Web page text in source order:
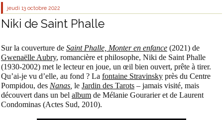
jeudi 13 octobre 2022
Niki de Saint Phalle
Sur la couverture de Saint Phalle, Monter en enfance (2021) de
Gwenaëlle Aubry, romancière et philosophe, Niki de Saint Phalle
(1930-2002) met le lecteur en joue, un œil bien ouvert, prête à tirer.
Qu’ai-je vu d’elle, au fond ? La fontaine Stravinsky près du Centre
Pompidou, des Nanas le Jardin des Tarots – jamais visité, mais
découvert dans un bel album de Mélanie Gourarier et de Laurent
Condominas (Actes Sud, 2010).